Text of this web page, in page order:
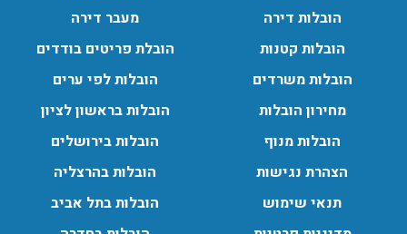
הובלות מנוף בגבעת שמואל:
שירותי הובלה עם מנוף בגבעת שמואל לכל סוגי ההובלות
החל מהובלת תכולת דירה שלמה עם מנוף ועד פריט בודד.
עודכן לאחרונה: 24/02/2026, 10:42
הובלות מנוף בפרדס חנה:
העברת פריטים כבדים עם מנוף בפרדס חנה ואפשרות הובלת
תכולת דירה שלמה עם מנוף.
עודכן לאחרונה: 24/02/2026, 10:42
הובלות דירה
הובלות קטנות
הובלות משרדים
מחירון הובלות
הובלות מנוף
הצהרת נגישות
תנאי שימוש
מעבר דירה
הובלת פריטים בודדים
הובלות לפי ערים
הובלות בראשון לציון
הובלות בירושלים
הובלות בהרצליה
הובלות בתל אביב